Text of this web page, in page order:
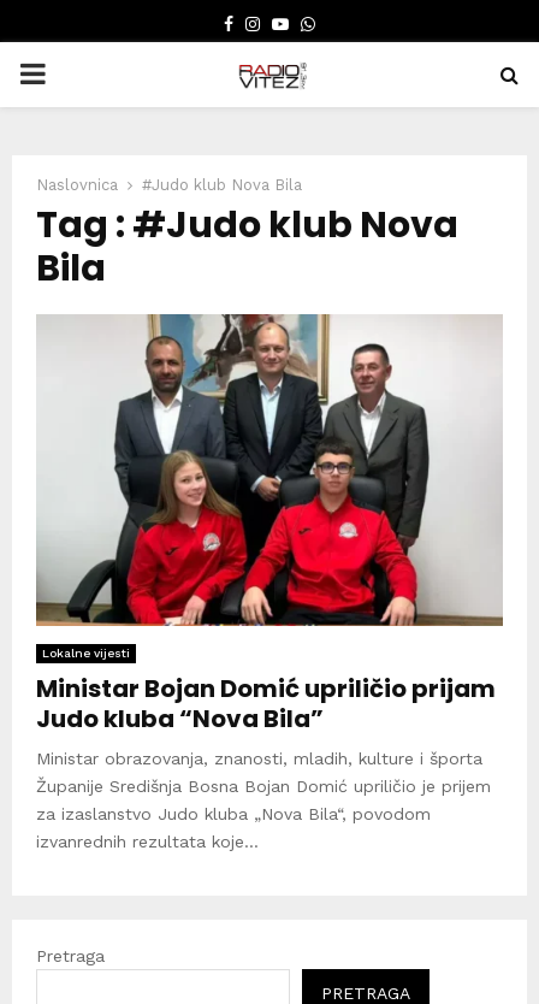
FACEBOOK
INSTAGRAM
YOUTUBE
WHATSAPP
PRIMARY
Naslovnica #Judo klub Nova Bila
Tag : #Judo klub Nova
Bila
Lokalne vijesti
Ministar Bojan Domić upriličio prijam
Judo kluba “Nova Bila”
Ministar obrazovanja, znanosti, mladih, kulture i športa
Županije Središnja Bosna Bojan Domić upriličio je prijem
za izaslanstvo Judo kluba „Nova Bila“, povodom
izvanrednih rezultata koje...
Pretraga
PRETRAGA